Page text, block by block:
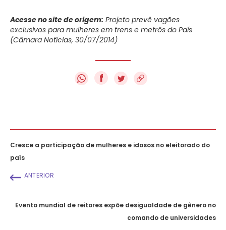
Acesse no site de origem: Projeto prevê vagões
exclusivos para mulheres em trens e metrôs do País
(Câmara Notícias, 30/07/2014)
f
Cresce a participação de mulheres e idosos no eleitorado do
país
ANTERIOR
Evento mundial de reitores expõe desigualdade de gênero no
comando de universidades